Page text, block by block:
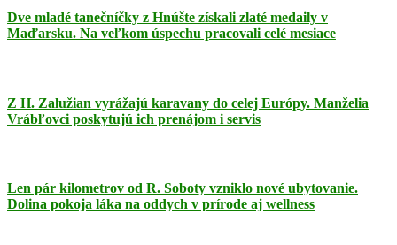
Dve mladé tanečníčky z Hnúšte získali zlaté medaily v
Maďarsku. Na veľkom úspechu pracovali celé mesiace
Z H. Zalužian vyrážajú karavany do celej Európy. Manželia
Vrábľovci poskytujú ich prenájom i servis
Len pár kilometrov od R. Soboty vzniklo nové ubytovanie.
Dolina pokoja láka na oddych v prírode aj wellness